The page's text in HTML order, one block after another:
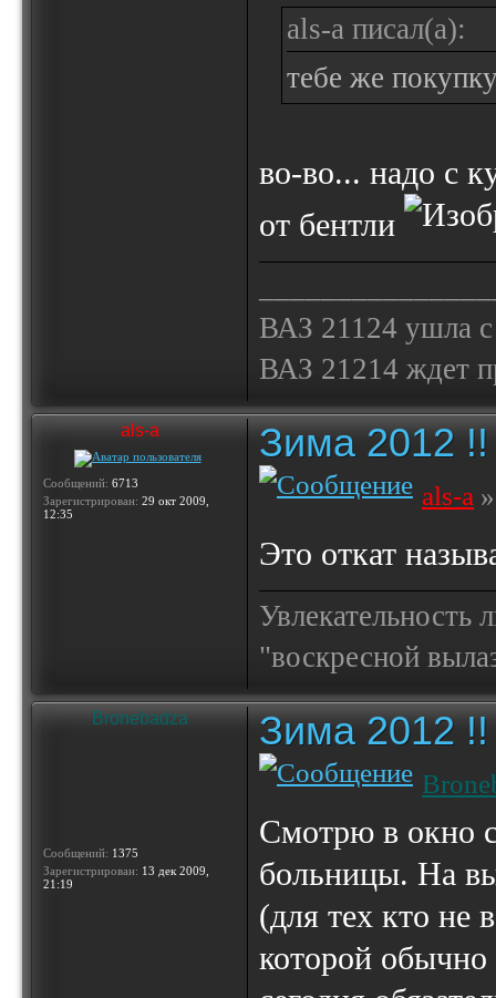
als-a писал(а):
тебе же
во-во... надо с
от бентли
ВАЗ 21124 ушла
ВАЗ 21214 ждет
als-a
Сообщений: 6713
Зарегистрирован: 29 окт 2009,
12:35
Зима 2012 !!
als-a
Это откат
Увлекательность
"воскресной
Bronebadza
Сообщений: 1375
Зарегистрирован: 13 дек 2009,
21:19
Зима 2012 !!
Смотрю в окно
больницы. На
(для тех кто не
которой обычно